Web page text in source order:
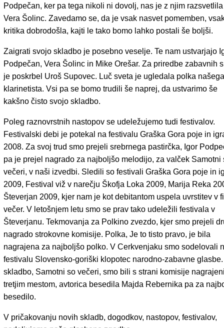
Podpečan, ker pa tega nikoli ni dovolj, nas je z njim
Vera Šolinc. Zavedamo se, da je vsak nasvet pomemben,
kritika dobrodošla, kajti le tako bomo lahko postali še boljši.
Zaigrati svojo skladbo je posebno veselje. Te nam ustvarjajo
Podpečan, Vera Šolinc in Mike Orešar. Za priredbe zabavnih
je poskrbel Uroš Supovec. Luč sveta je ugledala polka našega
klarinetista. Vsi pa se bomo trudili še naprej, da ustvarimo še
kakšno čisto svojo skladbo.
Poleg raznovrstnih nastopov se udeležujemo tudi festivalov.
Festivalski debi je potekal na festivalu Graška Gora poje in
2008. Za svoj trud smo prejeli srebrnega pastirčka, Igor
pa je prejel nagrado za najboljšo melodijo, za valček Samotni
večeri, v naši izvedbi. Sledili so festivali Graška Gora poje in
2009, Festival viž v narečju Škofja Loka 2009, Marija Reka
Števerjan 2009, kjer nam je kot debitantom uspela uvrstitev v
večer. V letošnjem letu smo se prav tako udeležili festivala v
Števerjanu. Tekmovanja za Polkino zvezdo, kjer smo prejeli
nagrado strokovne komisije. Polka, Je to tisto pravo, je bila
nagrajena za najboljšo polko. V Cerkvenjaku smo sodelovali
festivalu Slovensko-goriški klopotec narodno-zabavne
skladbo, Samotni so večeri, smo bili s strani komisije
tretjim mestom, avtorica besedila Majda Rebernika pa za
besedilo.
V pričakovanju novih skladb, dogodkov, nastopov, festivalov,